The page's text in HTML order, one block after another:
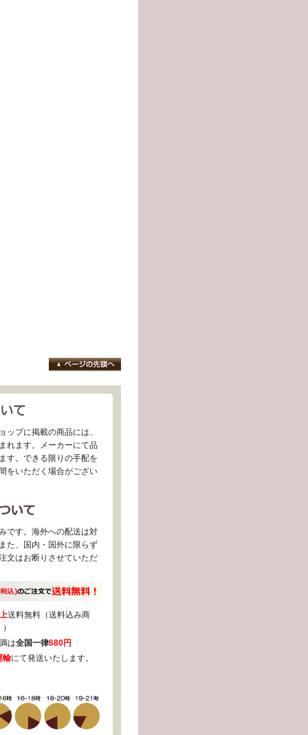
ップに掲載の商品には、
れます。メーカーにて品
す。できる限りの手配を
をいただく場合がござい
です。海外への配送は対
た、国内・国外に限らず
文はお断りさせていただ
送料無料（送料込み商
は全国一律680円
輸にて発送いたします。